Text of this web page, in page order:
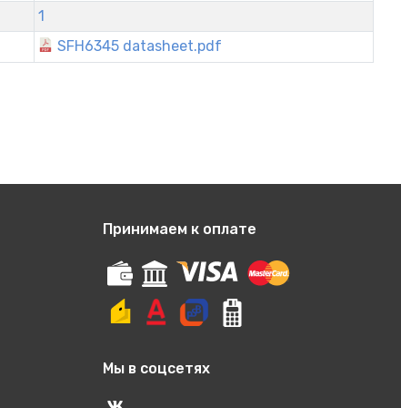
1
SFH6345 datasheet.pdf
Принимаем к оплате
Мы в соцсетях